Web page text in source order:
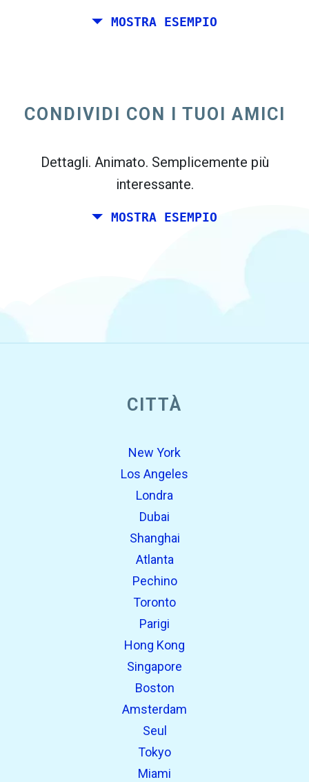
Trovato in precedenza:
MOSTRA ESEMPIO
Madrid, ei tuoi amici vive a Dublino e
Trovato in precedenza:
CONDIVIDI CON I TUOI AMICI
Dettagli. Animato. Semplicemente più
interessante.
MOSTRA ESEMPIO
CITTÀ
New York
Los Angeles
Londra
Dubai
Shanghai
Atlanta
Pechino
Toronto
Parigi
Hong Kong
Singapore
Boston
Amsterdam
Seul
Tokyo
Miami